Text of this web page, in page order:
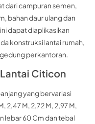
dari campuran semen,
bahan daur ulang dan
dapat diaplikasikan
konstruksi lantai rumah,
perkantoran.
Citicon
yang bervariasi
2,47 M, 2,72 M, 2,97 M,
lebar 60 Cm dan tebal